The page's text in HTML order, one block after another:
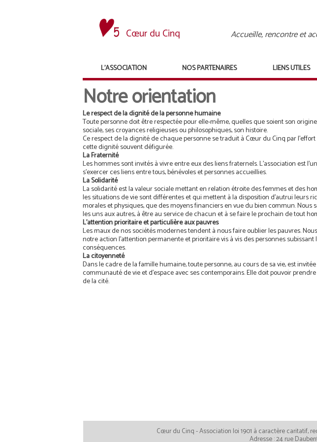
Cœur du Cinq Accueille, rencontre et
L’ASSOCIATION NOS PARTENAIRES LIENS UTILES
Notre orientation
Le respect de la dignité de la personne humaine
Toute personne doit être respectée pour elle-même, quelles que soient son
sociale, ses croyances religieuses ou philosophiques, son histoire.
Ce respect de la dignité de chaque personne se traduit à Cœur du Cinq par
cette dignité souvent défigurée.
La Fraternité
Les hommes sont invités à vivre entre eux des liens fraternels. L’association est
s’exercer ces liens entre tous, bénévoles et personnes accueillies.
La Solidarité
La solidarité est la valeur sociale mettant en relation étroite des femmes et des
les situations de vie sont différentes et qui mettent à la disposition d’autrui leurs
morales et physiques, que des moyens financiers en vue du bien commun. Nous
les uns aux autres, à être au service de chacun et à se faire le prochain de tout
L’attention prioritaire et particulière aux pauvres
Les maux de nos sociétés modernes tendent à nous faire oublier les pauvres.
notre action l’attention permanente et prioritaire vis à vis des personnes subissant
conséquences.
La citoyenneté
Dans le cadre de la famille humaine, toute personne, au cours de sa vie, est
communauté de vie et d’espace avec ses contemporains. Elle doit pouvoir
de la cité.
Cœur du Cinq - Association loi 1901 à caractère caritatif,
Adresse : 24 rue